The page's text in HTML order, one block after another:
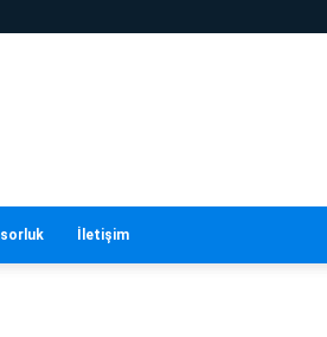
İletişim